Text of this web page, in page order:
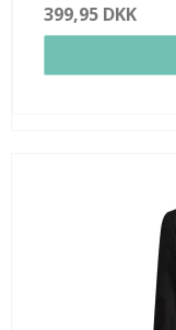
399,95 DKK